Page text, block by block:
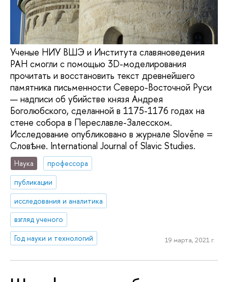
Ученые НИУ ВШЭ и Института славяноведения
РАН смогли с помощью 3D-моделирования
прочитать и восстановить текст древнейшего
памятника письменности Северо-Восточной Руси
— надписи об убийстве князя Андрея
Боголюбского, сделанной в 1175-1176 годах на
стене собора в Переславле-Залесском.
Исследование опубликовано в журнале Slověne =
Словѣне. International Journal of Slavic Studies.
Наука
профессора
публикации
исследования и аналитика
взгляд ученого
Год науки и технологий
19 марта, 2021 г.